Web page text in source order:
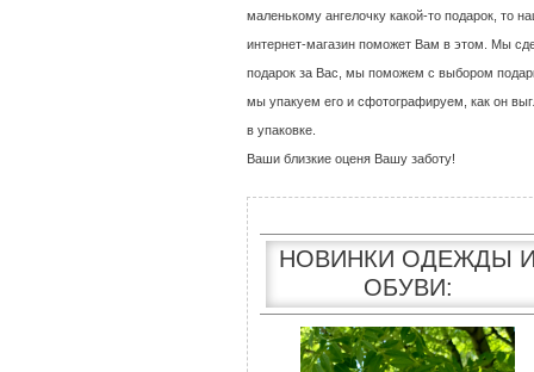
маленькому ангелочку какой-то подарок, то
интернет-магазин поможет Вам в этом. Мы
подарок за Вас, мы поможем с выбором
мы упакуем его и сфотографируем, как он
в упаковке.
Ваши близкие оценя Вашу заботу!
НОВИНКИ ОДЕЖДЫ И
ОБУВИ: